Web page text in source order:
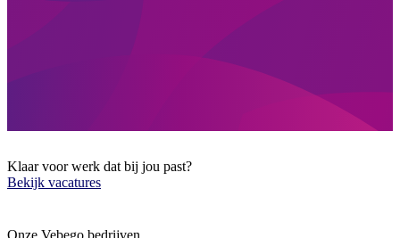
Klaar voor werk dat bij jou past?
Bekijk vacatures
Onze Vebego bedrijven